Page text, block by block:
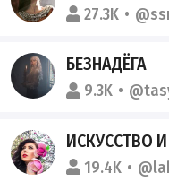
27.3K
БЕЗНАДЁГА
9.3K
ИСКУССТВО
19.4K